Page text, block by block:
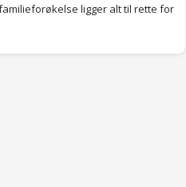
ligger alt til rette for